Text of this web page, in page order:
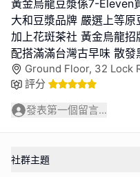
黃金烏龍豆漿係7-Eleven
大和豆漿品牌 嚴選上等原
加上花斑茶社 黃金烏龍
配搭滿滿台灣古早味 散發
Ground Floor, 32 Lock
評分
發表第一個留言...
社群主題